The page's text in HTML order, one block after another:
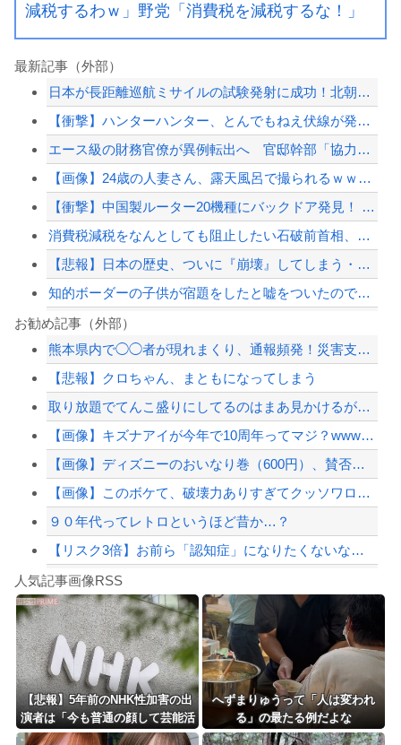
減税するわｗ」野党「消費税を減税するな！」
最新記事（外部）
日本が長距離巡航ミサイルの試験発射に成功！北朝鮮が激怒「日本が戦争国家になろうと...
【衝撃】ハンターハンター、とんでもねえ伏線が発掘される。クルタ族の虐殺犯人がツェ...
エース級の財務官僚が異例転出へ 官邸幹部「協力的でなかったから」
【画像】24歳の人妻さん、露天風呂で撮られるｗｗｗｗｗｗｗｗｗｗｗｗｗｗｗｗｗ
【衝撃】中国製ルーター20機種にバックドア発見！ ネットに繋ぐだけで35秒ごとに...
消費税減税をなんとしても阻止したい石破前首相、「何いってんのこいつ」と有権者をド...
【悲報】日本の歴史、ついに『崩壊』してしまう・・・・・
知的ボーダーの子供が宿題をしたと嘘をついたので、夜中にやらせて先に寝たら夫に殴ら...
【悲報】内田りこ「社会に戻りたいです」
（ ´_ゝ`）中道幹事長、食料品消費税2年間1%の閣議決定を批判 → 記者「中道...
暴力行為法違反の疑いで、毎日新聞記者を逮捕
【悲報】嫁に15年間嘘つかれてて心が壊れてるから相手してくれ
【配信者】「金バエ」のSNS更新が1週間途絶え、様々な憶測が飛び交う。1週間ぶり...
【緊急速報】NYで警官が黒人男性の首を絞め、暴動第二波不可避へ
Powered by livedoor 相互RSS
お勧め記事（外部）
熊本県内で◯◯者が現れまくり、通報頻発！災害支援にも悪影響が及んでしまう…
【悲報】クロちゃん、まともになってしまう
取り放題でてんこ盛りにしてるのはまあ見かけるが持ち帰りはなしでしょう、、、
【画像】キズナアイが今年で10周年ってマジ？wwwwwwwwwwwwwwwww
【画像】ディズニーのおいなり巻（600円）、賛否両論ｗｗｗｗｗｗｗｗｗ
【画像】このボケて、破壊力ありすぎてクッソワロタｗｗｗｗｗｗｗｗｗ
９０年代ってレトロというほど昔か…？
【リスク3倍】お前ら「認知症」になりたくないなら酒をやめろ
白石「あ、あきら様……？」あきら「……白石」
8/4のニュース
更新中止のお知らせ
人気記事画像RSS
【悲報】5年前のNHK性加害の出
演者は「今も普通の顔して芸能活
動してる」ネット「受信料を取る
へずまりゅうって「人は変われ
る」の最たる例だよな